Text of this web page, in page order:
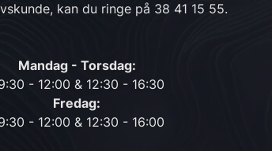
kan du ringe på 38 41 15 55.
Mandag - Torsdag:
- 12:00 & 12:30 - 16:30
Fredag:
- 12:00 & 12:30 - 16:00